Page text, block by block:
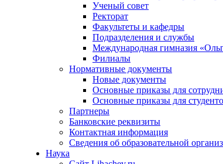
Ученый совет
Ректорат
Факультеты и кафедры
Подразделения и службы
Международная гимназия
Филиалы
Нормативные документы
Новые документы
Основные приказы для
Основные приказы для
Партнеры
Банковские реквизиты
Контактная информация
Сведения об образовательной
Наука